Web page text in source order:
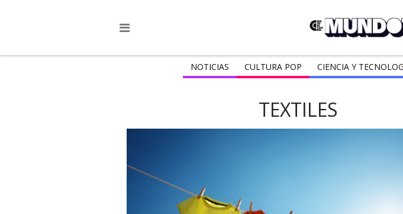
NOTICIAS CULTURA POP CIENCIA Y
TEXTILES